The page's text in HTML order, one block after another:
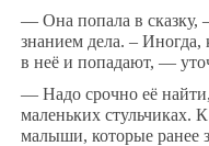
— Она попала в
знанием дела. – Иногда,
в неё и попадают, —
— Надо срочно её
маленьких стульчиках.
малыши, которые ранее